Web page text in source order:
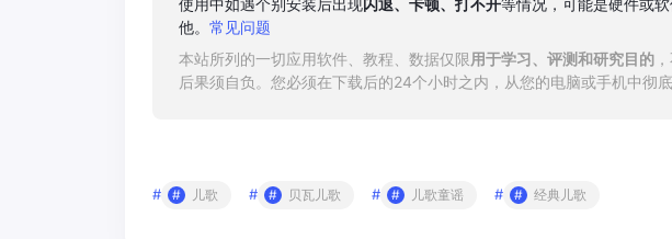
他。 常见问题
本站所列的一切应用软件、教程、数据仅限 用于学习、评测和研究目的
后果须自负。您必须在下载后的24个小时之内，从您的电脑或手机中彻底
# 儿歌 # 贝瓦儿歌 # 儿歌童谣 # 经典儿歌